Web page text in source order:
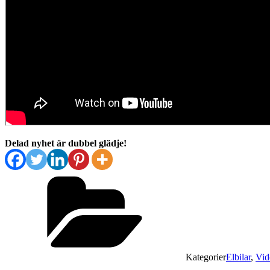
Delad nyhet är dubbel glädje!
KategorierElbilar,